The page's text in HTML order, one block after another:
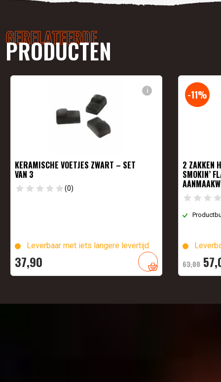
GERELATEERDE
PRODUCTEN
i
KERAMISCHE VOETJES ZWART – SET
VAN 3
(0)
Leverbaar met iets langere levertijd
37,90
-11%
2 ZAKKEN
SMOKIN’
63,80 57,